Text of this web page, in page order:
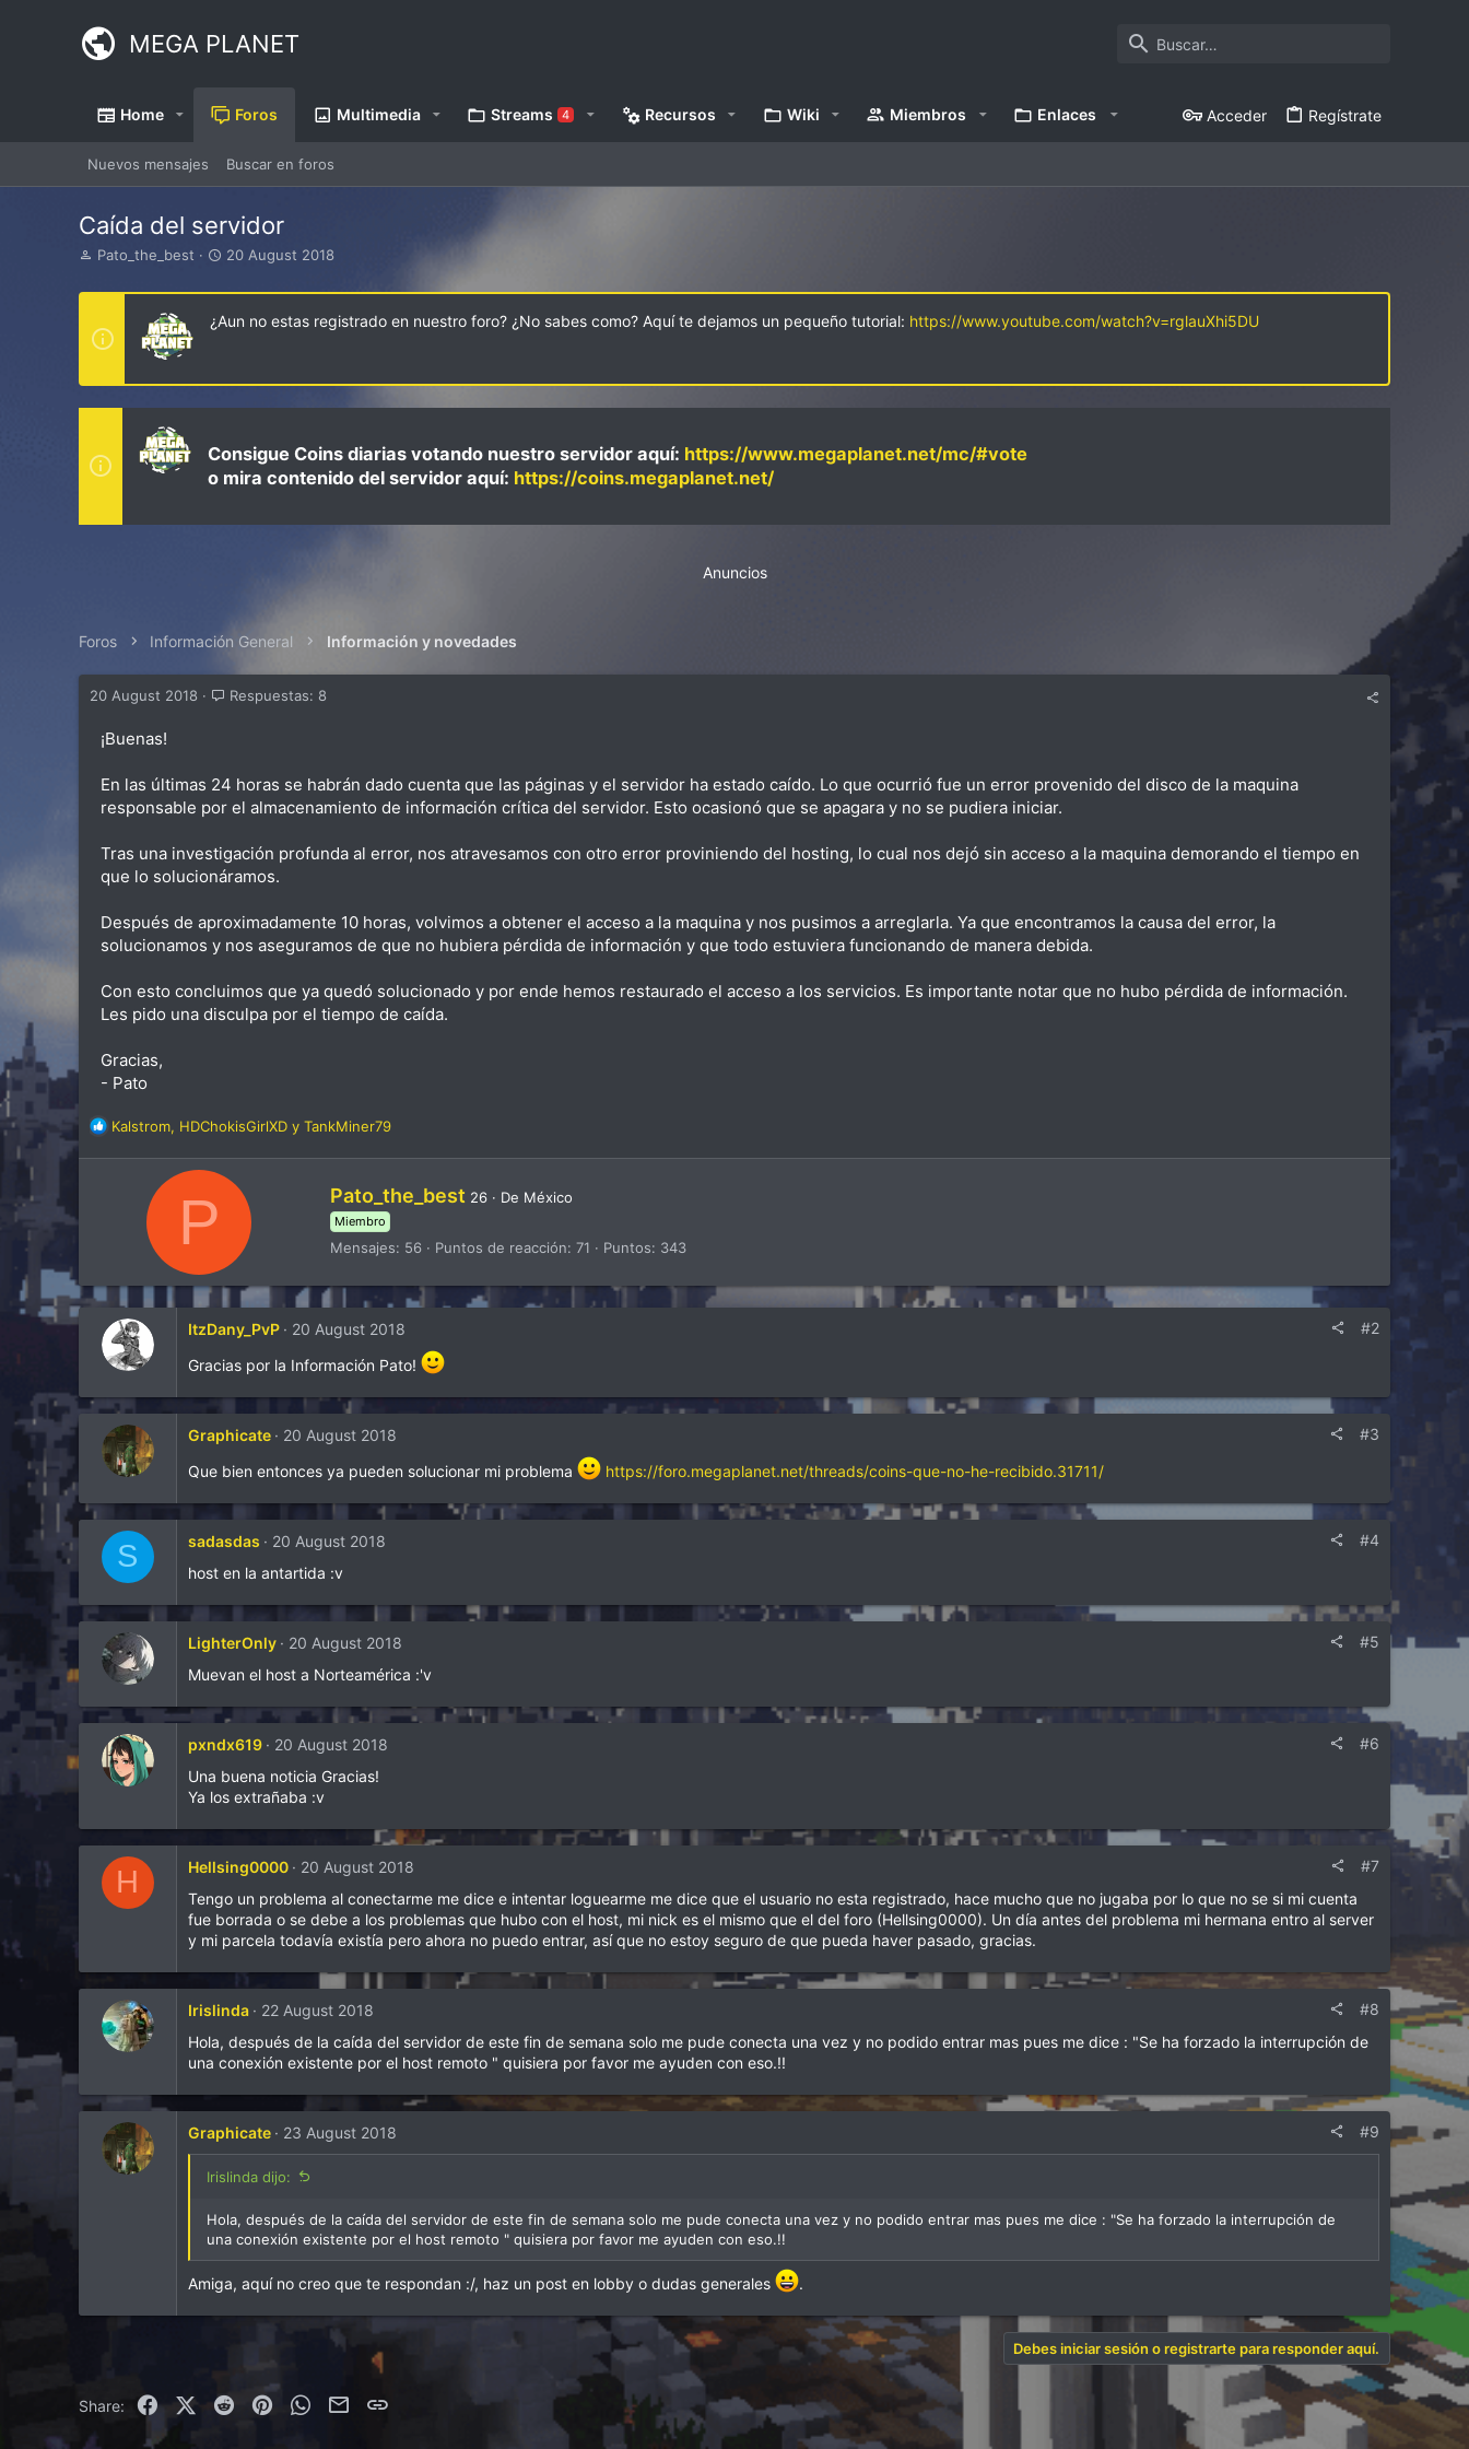
MEGA PLANET
Home Foros Multimedia Streams 4 Recursos Wiki Miembros Enlaces Acceder Regístrate
Nuevos mensajes Buscar en foros
Caída del servidor
I
i
i
a
o
r
l
m
Pato_the_best
S
a
t
t
e
20 August 2018
¿Aun no estas registrado en nuestro foro? ¿No sabes como? Aquí te dejamos un pequeño tutorial: https://www.youtube.com/watch?v=rglauXhi5DU
Consigue Coins diarias votando nuestro servidor aquí: https://www.megaplanet.net/mc/#vote
o mira contenido del servidor aquí: https://coins.megaplanet.net/
Anuncios
Foros Información General Información y novedades
20 August 2018 Respuestas: 8
¡Buenas!
En las últimas 24 horas se habrán dado cuenta que las páginas y el servidor ha estado caído. Lo que ocurrió fue un error provenido del disco de la maquina
responsable por el almacenamiento de información crítica del servidor. Esto ocasionó que se apagara y no se pudiera iniciar.
Tras una investigación profunda al error, nos atravesamos con otro error proviniendo del hosting, lo cual nos dejó sin acceso a la maquina demorando el tiempo en
que lo solucionáramos.
Después de aproximadamente 10 horas, volvimos a obtener el acceso a la maquina y nos pusimos a arreglarla. Ya que encontramos la causa del error, la
solucionamos y nos aseguramos de que no hubiera pérdida de información y que todo estuviera funcionando de manera debida.
Con esto concluimos que ya quedó solucionado y por ende hemos restaurado el acceso a los servicios. Es importante notar que no hubo pérdida de información.
Les pido una disculpa por el tiempo de caída.
Gracias,
- Pato
R
e
:
Kalstrom, HDChokisGirlXD y TankMiner79
P
W
r
i
t
e
n
b
Pato_the_best 26 · De México
Miembro
Mensajes 56 Puntos de reacción 71 Puntos 343
ItzDany_PvP 20 August 2018
#2
Gracias por la Información Pato!
Graphicate 20 August 2018
#3
Que bien entonces ya pueden solucionar mi problema
https://foro.megaplanet.net/threads/coins-que-no-he-recibido.31711/
S sadasdas 20 August 2018
#4
host en la antartida :v
LighterOnly 20 August 2018
#5
Muevan el host a Norteamérica :'v
pxndx619 20 August 2018
#6
Una buena noticia Gracias!
Ya los extrañaba :v
H Hellsing0000 20 August 2018
#7
Tengo un problema al conectarme me dice e intentar loguearme me dice que el usuario no esta registrado, hace mucho que no jugaba por lo que no se si mi cuenta
fue borrada o se debe a los problemas que hubo con el host, mi nick es el mismo que el del foro (Hellsing0000). Un día antes del problema mi hermana entro al server
y mi parcela todavía existía pero ahora no puedo entrar, así que no estoy seguro de que pueda haver pasado, gracias.
Irislinda 22 August 2018
#8
Hola, después de la caída del servidor de este fin de semana solo me pude conecta una vez y no podido entrar mas pues me dice : "Se ha forzado la interrupción de
una conexión existente por el host remoto " quisiera por favor me ayuden con eso.!!
Graphicate 23 August 2018 #9
Irislinda dijo:
Hola, después de la caída del servidor de este fin de semana solo me pude conecta una vez y no podido entrar mas pues me dice : "Se ha forzado la interrupción de
una conexión existente por el host remoto " quisiera por favor me ayuden con eso.!!
Amiga, aquí no creo que te respondan :/, haz un post en lobby o dudas generales .
Debes iniciar sesión o registrarte para responder aquí.
Share: FacebookX (Twitter)
Reddit PinterestWhatsAppCorreo electrónico
Enlace